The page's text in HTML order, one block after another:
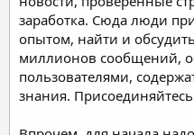
заработка. Сюда люди
опытом, найти и
миллионов сообщений,
пользователями,
знания.